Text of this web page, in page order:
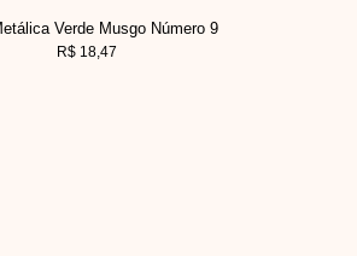
Verde Musgo Número 9
R$ 18,47